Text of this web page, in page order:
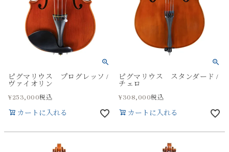
ピグマリウス プログレッソ /
ヴァイオリン
¥253,000税込
カートに入れる
ピグマリウス スタンダード /
チェロ
¥308,000税込
カートに入れる